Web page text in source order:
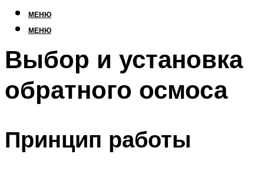
МЕНЮ
МЕНЮ
Выбор и установка
обратного осмоса
Принцип работы